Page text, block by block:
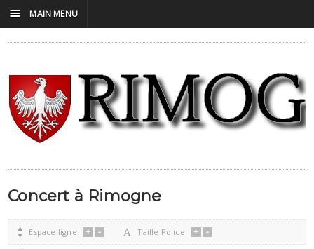
Concert à Rimogne
 Espace ligne + - A Taille Police + -
☰ MAIN MENU